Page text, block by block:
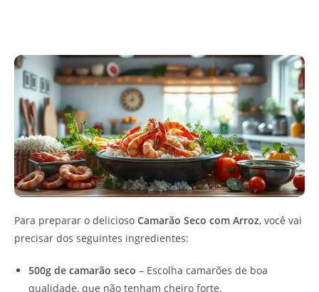
Para preparar o delicioso Camarão Seco com Arroz, você vai
precisar dos seguintes ingredientes:
500g de camarão seco – Escolha camarões de boa
qualidade, que não tenham cheiro forte.